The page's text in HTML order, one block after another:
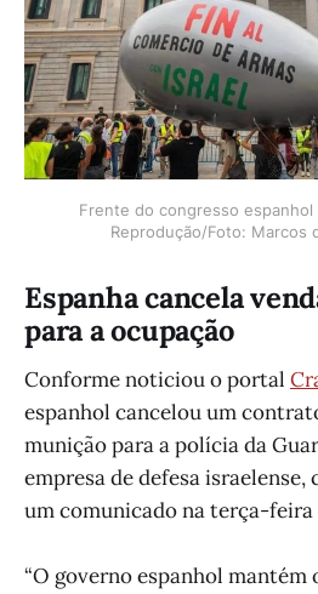
Frente do congresso
Reprodução/Foto: Marcos
Espanha cancela
para a ocupação
Conforme noticiou o portal
espanhol cancelou um
munição para a polícia da
empresa de defesa
um comunicado na terça-feira
“O governo espanhol mantém